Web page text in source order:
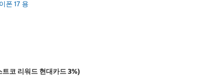
폰 17 용
코 리워드 현대카드 3%)